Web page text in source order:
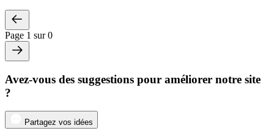
Page 1 sur 0
Avez-vous des suggestions pour améliorer notre site
?
Partagez vos idées